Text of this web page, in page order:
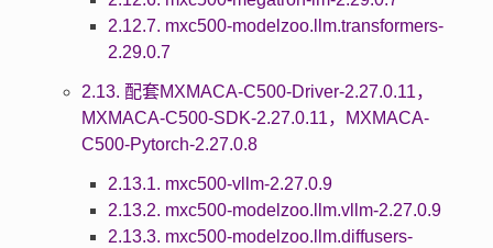
2.12.7. mxc500-modelzoo.llm.transformers-
2.29.0.7
2.13. 配套MXMACA-C500-Driver-2.27.0.11，
MXMACA-C500-SDK-2.27.0.11，MXMACA-
C500-Pytorch-2.27.0.8
2.13.1. mxc500-vllm-2.27.0.9
2.13.2. mxc500-modelzoo.llm.vllm-2.27.0.9
2.13.3. mxc500-modelzoo.llm.diffusers-